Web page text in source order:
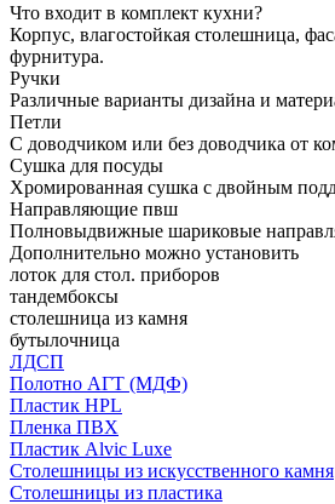
Что входит в комплект кухни?
Корпус, влагостойкая столешница,
фурнитура.
Ручки
Различные варианты дизайна и
Петли
С доводчиком или без доводчика от
Сушка для посуды
Хромированная сушка с двойным
Направляющие пвш
Полновыдвижные шариковые
Дополнительно можно установить
лоток для стол. приборов
тандембоксы
столешница из камня
бутылочница
ЛДСП
Полотно АГТ (МДФ)
Пластик HPL
Пленка ПВХ
Пластик Alvic Luxe
Столешницы из искусственного камня
Столешницы из пластика